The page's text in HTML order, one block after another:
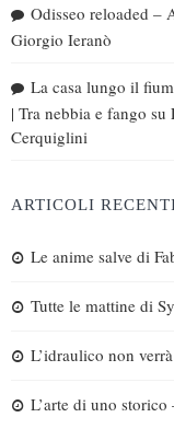
Odisseo reloaded –
Giorgio Ieranò
La casa lungo il
| Tra nebbia e fango su
Cerquiglini
ARTICOLI
Le anime salve di
Tutte le mattine di
L’idraulico non
L’arte di uno